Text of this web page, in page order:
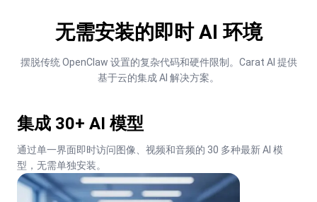
无需安装的即时 AI 环境
摆脱传统 OpenClaw 设置的复杂代码和硬件限制。Carat AI 提供
基于云的集成 AI 解决方案。
集成 30+ AI 模型
通过单一界面即时访问图像、视频和音频的 30 多种最新 AI 模
型，无需单独安装。